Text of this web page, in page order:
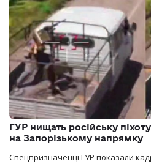
ГУР нищать російську
на Запорізькому напрямку
Спецпризначенці ГУР показали